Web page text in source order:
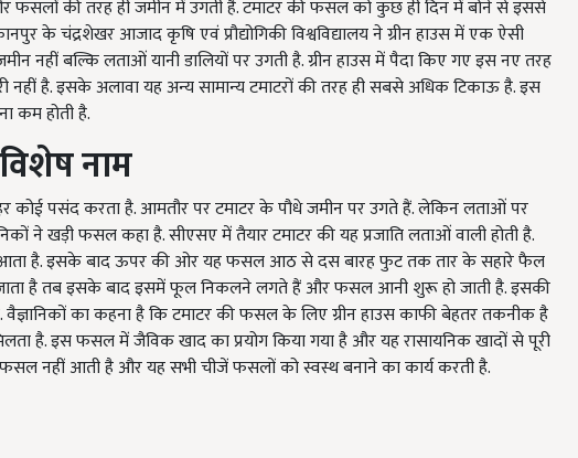
फसलों की तरह ही जमीन में उगती है. टमाटर की फसल को कुछ ही दिन में बोने से इससे
के चंद्रशेखर आजाद कृषि एवं प्रौद्योगिकी विश्वविद्यालय ने ग्रीन हाउस में एक ऐसी
नहीं बल्कि लताओं यानी डालियों पर उगती है. ग्रीन हाउस में पैदा किए गए इस नए तरह
नहीं है. इसके अलावा यह अन्य सामान्य टमाटरों की तरह ही सबसे अधिक टिकाऊ है. इस
कम होती है.
नाम
कोई पसंद करता है. आमतौर पर टमाटर के पौधे जमीन पर उगते हैं. लेकिन लताओं पर
ने खड़ी फसल कहा है. सीएसए में तैयार टमाटर की यह प्रजाति लताओं वाली होती है.
आता है. इसके बाद ऊपर की ओर यह फसल आठ से दस बारह फुट तक तार के सहारे फैल
है तब इसके बाद इसमें फूल निकलने लगते हैं और फसल आनी शुरू हो जाती है. इसकी
वैज्ञानिकों का कहना है कि टमाटर की फसल के लिए ग्रीन हाउस काफी बेहतर तकनीक है
है. इस फसल में जैविक खाद का प्रयोग किया गया है और यह रासायनिक खादों से पूरी
फसल नहीं आती है और यह सभी चीजें फसलों को स्वस्थ बनाने का कार्य करती है.